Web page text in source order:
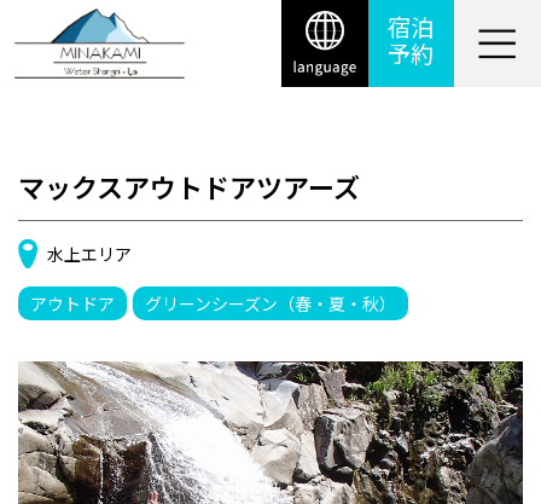
宿泊
予約
マックスアウトドアツアーズ
水上エリア
アウトドア グリーンシーズン（春・夏・秋）